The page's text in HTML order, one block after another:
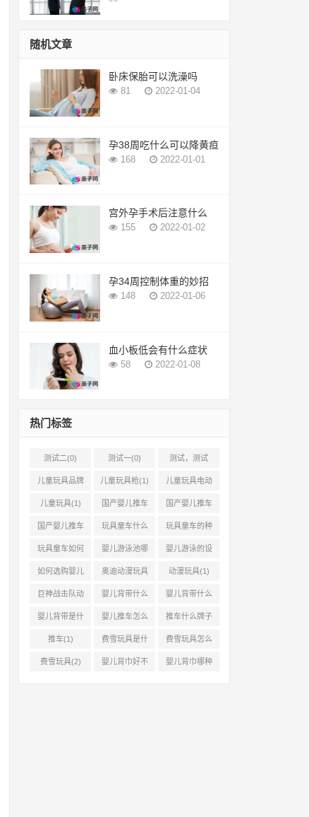
随机文章
卧床保胎可以洗澡吗
81 2022-01-04
孕38周吃什么可以降黄疸
168 2022-01-01
宫外孕手术后注意什么
155 2022-01-02
孕34周控制体重的妙招
148 2022-01-06
血小板低会有什么症状
58 2022-01-08
热门标签
测试二(0) 测试一(0) 测试，测试
12(0)
儿童玩具品牌
(1)
儿童玩具枪(1) 儿童玩具电动
车(1)
儿童玩具(1) 国产婴儿推车
的优缺点(1)
国产婴儿推车
品牌(1)
国产婴儿推车
品牌哪个牌子
(0)
玩具童车什么
牌子好(2)
玩具童车的种
类和价格(1)
玩具童车如何
选购(1)
婴儿游泳池哪
种好(4)
婴儿游泳的设
备(1)
如何选购婴儿
游泳设备(1)
奥迪动漫玩具
(1)
动漫玩具(1)
巨神战击队动
漫玩具(1)
婴儿背带什么
时候用(3)
婴儿背带什么
样的好(2)
婴儿背带是什
么(2)
婴儿推车怎么
选(1)
推车什么牌子
好(1)
推车(1) 费雪玩具是什
么(1)
费雪玩具怎么
样(1)
费雪玩具(2) 婴儿背巾好不 婴儿背巾哪种